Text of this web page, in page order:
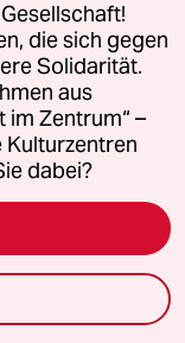
die sich gegen
Solidarität.
aus
im Zentrum“ –
Kulturzentren
dabei?